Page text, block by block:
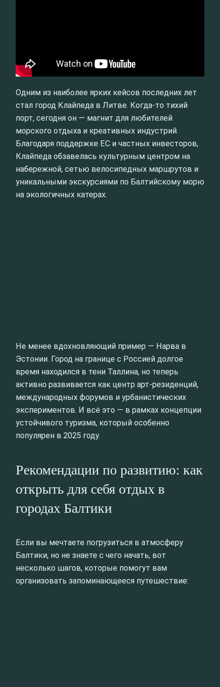
Одним из наиболее ярких кейсов последних лет
стал город Клайпеда в Литве. Когда-то тихий
порт, сегодня он — магнит для любителей
морского отдыха и креативных индустрий.
Благодаря поддержке ЕС и частных инвесторов,
Клайпеда обзавелась культурным центром на
набережной, сетью велосипедных маршрутов и
уникальными экскурсиями по Балтийскому морю
на экологичных катерах.
Не менее вдохновляющий пример — Нарва в
Эстонии. Город на границе с Россией долгое
время находился в тени Таллина, но теперь
активно развивается как центр арт-резиденций,
международных форумов и урбанистических
экспериментов. И всё это — в рамках концепции
устойчивого туризма, который особенно
популярен в 2025 году.
Рекомендации по развитию: как
открыть для себя отдых в
городах Балтики
Если вы мечтаете погрузиться в атмосферу
Балтики, но не знаете с чего начать, вот
несколько шагов, которые помогут вам
организовать запоминающееся путешествие: